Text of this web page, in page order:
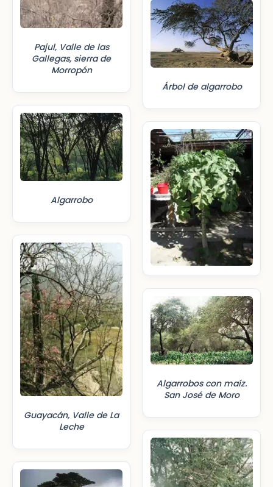
Pajul, Valle de las
Gallegas, sierra de
Morropón
Algarrobo
Guayacán, Valle de La
Leche
Árbol de algarrobo
Algarrobos con maíz.
San José de Moro